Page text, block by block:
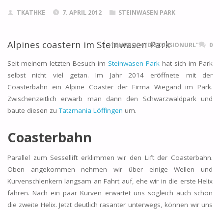
TKATHKE 7. APRIL 2012 STEINWASEN PARK
Alpines coastern im Steinwasen Park
ITEMPROP="DISCUSSIONURL" 0
Seit meinem letzten Besuch im Steinwasen Park hat sich im Park
selbst nicht viel getan. Im Jahr 2014 eröffnete mit der
Coasterbahn ein Alpine Coaster der Firma Wiegand im Park.
Zwischenzeitlich erwarb man dann den Schwarzwaldpark und
baute diesen zuTatzmania Löffingen um.
Coasterbahn
Parallel zum Sessellift erklimmen wir den Lift der Coasterbahn.
Oben angekommen nehmen wir über einige Wellen und
Kurvenschlenkern langsam an Fahrt auf, ehe wir in die erste Helix
fahren. Nach ein paar Kurven erwartet uns sogleich auch schon
die zweite Helix. Jetzt deutlich rasanter unterwegs, können wir uns